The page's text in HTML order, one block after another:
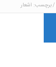
برچسب: اشعار